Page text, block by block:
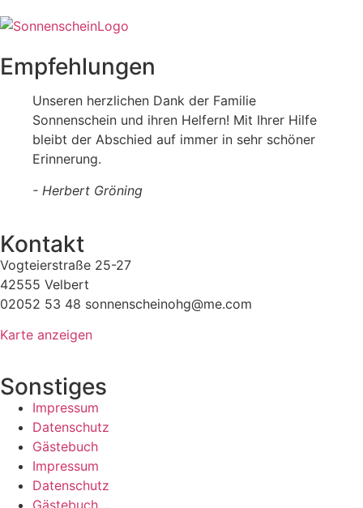
Empfehlungen
Unseren herzlichen Dank der Familie
Sonnenschein und ihren Helfern! Mit Ihrer Hilfe
bleibt der Abschied auf immer in sehr schöner
Erinnerung.
- Herbert Gröning
Kontakt
Vogteierstraße 25-27
42555 Velbert
02052 53 48 sonnenscheinohg@me.com
Karte anzeigen
Sonstiges
Impressum
Datenschutz
Gästebuch
Impressum
Datenschutz